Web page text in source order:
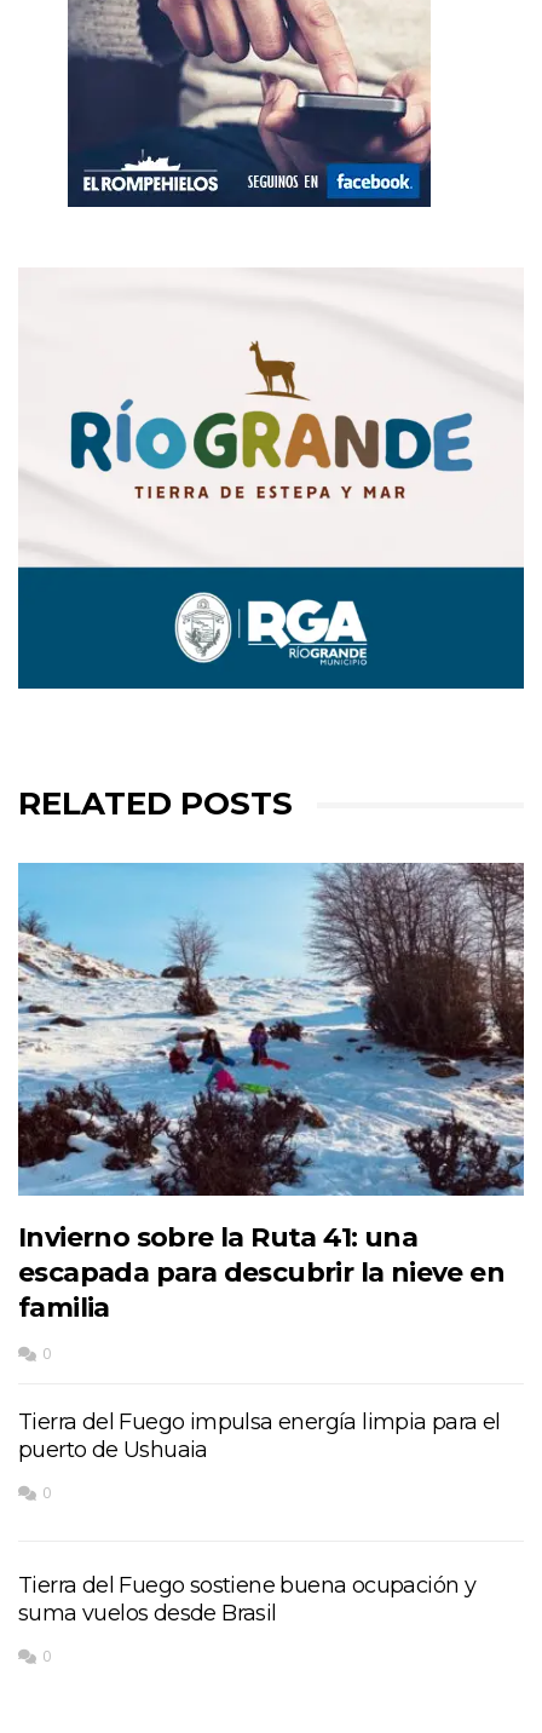
RELATED POSTS
Invierno sobre la Ruta 41: una
escapada para descubrir la nieve en
familia
0
Tierra del Fuego impulsa energía limpia para el
puerto de Ushuaia
0
Tierra del Fuego sostiene buena ocupación y
suma vuelos desde Brasil
0